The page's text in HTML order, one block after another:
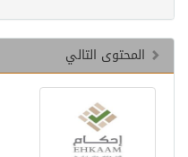
المحتوى التالي